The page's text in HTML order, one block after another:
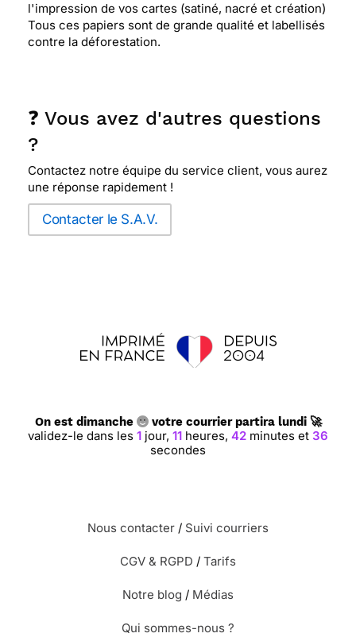
l'impression de vos cartes (satiné, nacré et création)
Tous ces papiers sont de grande qualité et labellisés
contre la déforestation.
❓ Vous avez d'autres questions
?
Contactez notre équipe du service client, vous aurez
une réponse rapidement !
Contacter le S.A.V.
On est dimanche votre courrier partira lundi 🚀
validez-le dans les1 jour,11 heures,42 minutes et35
secondes
Nous contacter / Suivi courriers
CGV & RGPD / Tarifs
Notre blog / Médias
Qui sommes-nous ?